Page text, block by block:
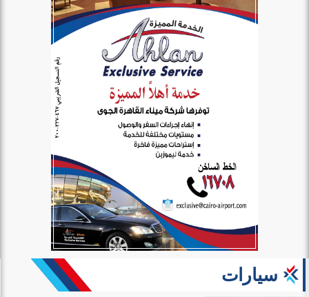
سيارات